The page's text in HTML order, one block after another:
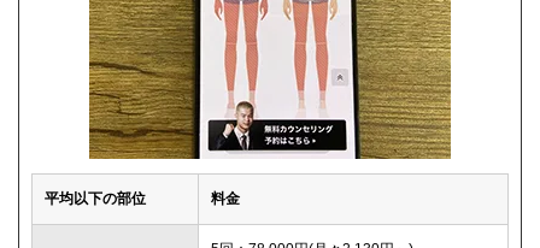
平均以下の部位 料金